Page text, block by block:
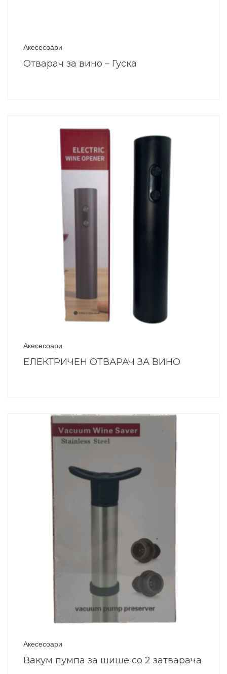
Акесесоари
Отварач за вино – Гуска
Акесесоари
ЕЛЕКТРИЧЕН ОТВАРАЧ ЗА ВИНО
Акесесоари
Вакум пумпа за шише со 2 затварача